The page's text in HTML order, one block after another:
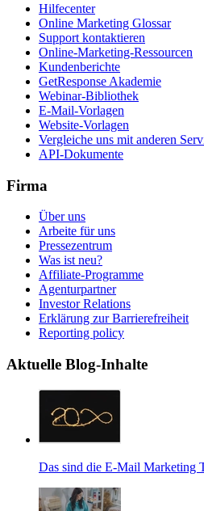
Hilfecenter
Online Marketing Glossar
Support kontaktieren
Online-Marketing-Ressourcen
Kundenberichte
GetResponse Akademie
Webinar-Bibliothek
E-Mail-Vorlagen
Website-Vorlagen
Vergleiche uns mit anderen
API-Dokumente
Firma
Über uns
Arbeite für uns
Pressezentrum
Was ist neu?
Affiliate-Programme
Agenturpartner
Investor Relations
Erklärung zur Barrierefreiheit
Reporting policy
Aktuelle Blog-Inhalte
Das sind die E-Mail Marketing